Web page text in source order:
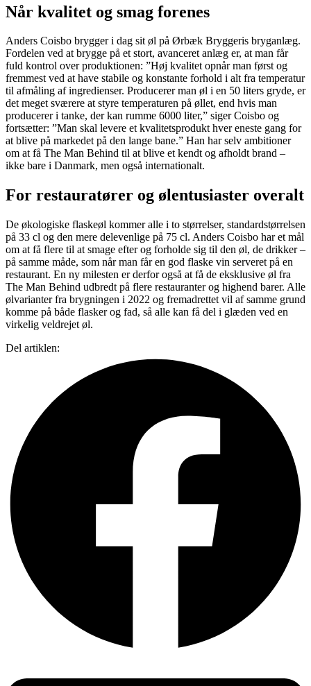
Når kvalitet og smag forenes
Anders Coisbo brygger i dag sit øl på Ørbæk Bryggeris bryganlæg.
Fordelen ved at brygge på et stort, avanceret anlæg er, at man får
fuld kontrol over produktionen: ”Høj kvalitet opnår man først og
fremmest ved at have stabile og konstante forhold i alt fra temperatur
til afmåling af ingredienser. Producerer man øl i en 50 liters gryde, er
det meget sværere at styre temperaturen på øllet, end hvis man
producerer i tanke, der kan rumme 6000 liter,” siger Coisbo og
fortsætter: ”Man skal levere et kvalitetsprodukt hver eneste gang for
at blive på markedet på den lange bane.” Han har selv ambitioner
om at få The Man Behind til at blive et kendt og afholdt brand –
ikke bare i Danmark, men også internationalt.
For restauratører og ølentusiaster overalt
De økologiske flaskeøl kommer alle i to størrelser, standardstørrelsen
på 33 cl og den mere delevenlige på 75 cl. Anders Coisbo har et mål
om at få flere til at smage efter og forholde sig til den øl, de drikker –
på samme måde, som når man får en god flaske vin serveret på en
restaurant. En ny milesten er derfor også at få de eksklusive øl fra
The Man Behind udbredt på flere restauranter og highend barer. Alle
ølvarianter fra brygningen i 2022 og fremadrettet vil af samme grund
komme på både flasker og fad, så alle kan få del i glæden ved en
virkelig veldrejet øl.
Del artiklen: